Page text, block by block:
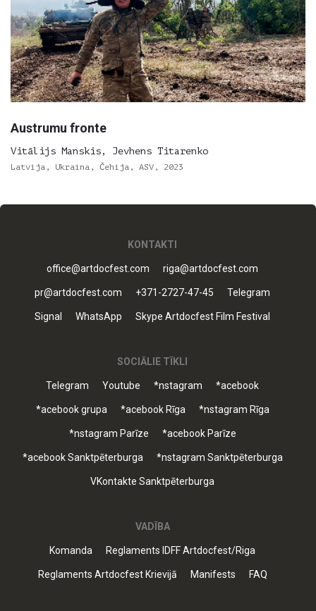
Austrumu fronte
Vitālijs Manskis, Jevhens Titarenko
Latvija, Ukraina, Čehija, ASV, 2023
KONTAKTI
office@artdocfest.com riga@artdocfest.com
pr@artdocfest.com +371-2727-47-45 Telegram
Signal WhatsApp Skype Artdocfest Film Festival
SOCIĀLIE TĪKLI
Telegram Youtube *nstagram *acebook
*acebook grupa *acebook Rīga *nstagram Rīga
*nstagram Parīze *acebook Parīze
*acebook Sanktpēterburga *nstagram Sanktpēterburga
VKontakte Sanktpēterburga
VADĪBA
Komanda Reglaments IDFF Artdocfest/Riga
Reglaments Artdocfest Krievijā Manifests FAQ